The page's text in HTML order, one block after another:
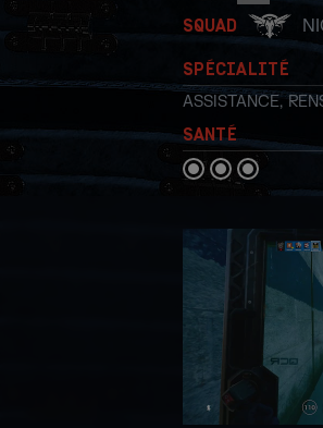
SQUAD
SPÉCIALITÉ
ASSISTANCE,
SANTÉ